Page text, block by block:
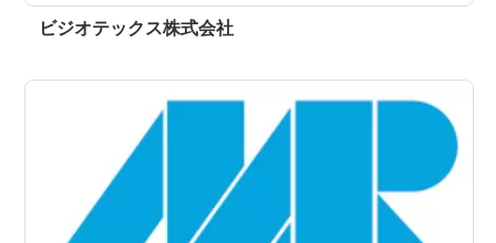
ビジオテックス株式会社